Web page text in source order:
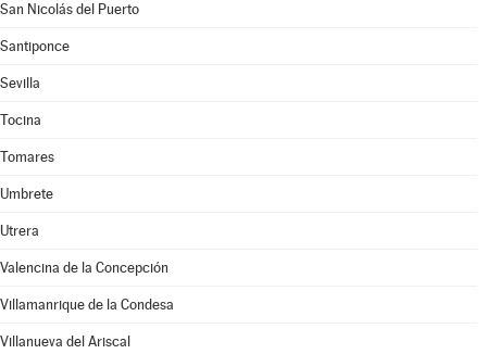
San Nicolás del Puerto
Santiponce
Sevilla
Tocina
Tomares
Umbrete
Utrera
Valencina de la Concepción
Villamanrique de la Condesa
Villanueva del Ariscal